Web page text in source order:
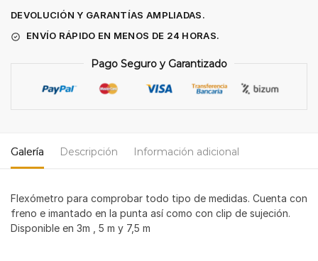
DEVOLUCIÓN Y GARANTÍAS AMPLIADAS.
ENVÍO RÁPIDO EN MENOS DE 24 HORAS.
Pago Seguro y Garantizado
Galería Descripción Información adicional
Flexómetro para comprobar todo tipo de medidas. Cuenta con
freno e imantado en la punta así como con clip de sujeción.
Disponible en 3m , 5 m y 7,5 m